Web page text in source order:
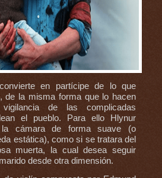
en partícipe de lo que
de la misma forma que lo hacen
de las complicadas
el pueblo. Para ello Hlynur
la cámara de forma suave (o
estática), como si se tratara del
muerta, la cual desea seguir
desde otra dimensión.